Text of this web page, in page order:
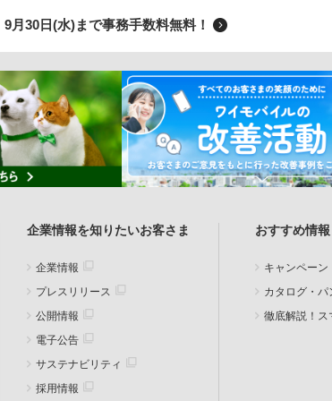
9月30日(水)まで事務手数料無料！
企業情報を知りたいお客さま
企業情報
プレスリリース
公開情報
電子公告
サステナビリティ
採用情報
おすすめ情報
キャンペーン
カタログ・パ
徹底解説！ス